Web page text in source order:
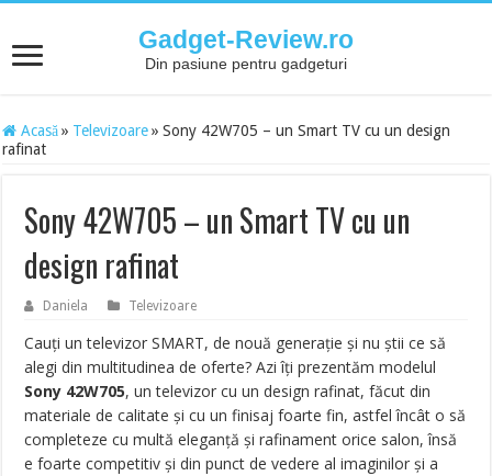
Gadget-Review.ro
Din pasiune pentru gadgeturi
Acasă » Televizoare » Sony 42W705 – un Smart TV cu un design
rafinat
Sony 42W705 – un Smart TV cu un
design rafinat
Daniela Televizoare
Cauţi un televizor SMART, de nouă generaţie şi nu ştii ce să
alegi din multitudinea de oferte? Azi îţi prezentăm modelul
Sony 42W705, un televizor cu un design rafinat, făcut din
materiale de calitate şi cu un finisaj foarte fin, astfel încât o să
completeze cu multă eleganţă şi rafinament orice salon, însă
e foarte competitiv şi din punct de vedere al imaginilor şi a